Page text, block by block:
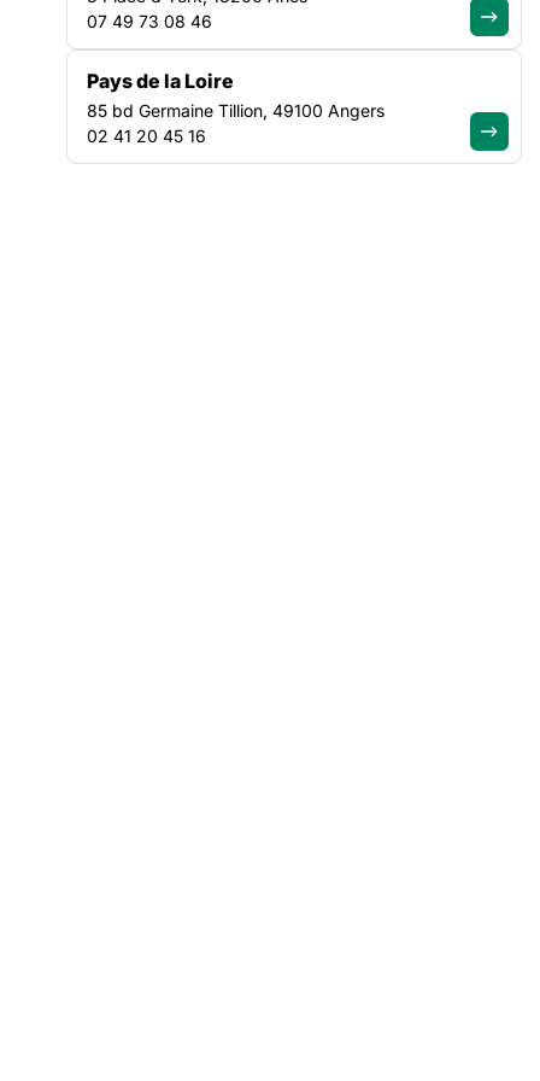
réactif et uni, pour faire respecter ces principes face à une
politique publique marquée par un raidissement général :
réduction des marges de manœuvre, tensions budgétaires,
injonctions préfectorales variables, voire expérimentations de
gestion autoritaire de l’hébergement.
En complément, la Fédération s’engage dans un
07 49 73 08 46
Pays de la Loire
85 bd Germaine Tillion, 49100 Angers
02 41 20 45 16